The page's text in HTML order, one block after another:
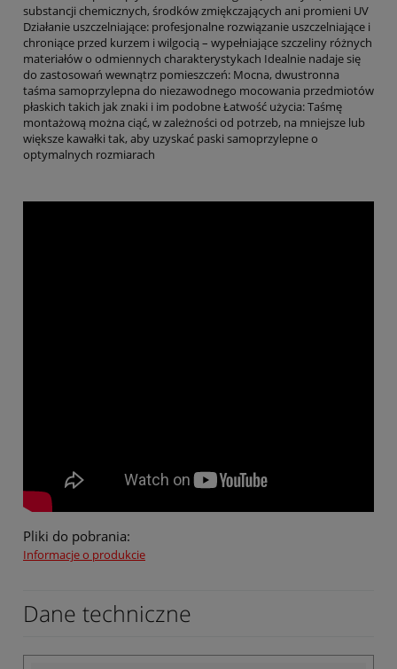
substancji chemicznych, środków zmiękczających ani promieni UV
Działanie uszczelniające: profesjonalne rozwiązanie uszczelniające i
chroniące przed kurzem i wilgocią – wypełniające szczeliny różnych
materiałów o odmiennych charakterystykach Idealnie nadaje się
do zastosowań wewnątrz pomieszczeń: Mocna, dwustronna
taśma samoprzylepna do niezawodnego mocowania przedmiotów
płaskich takich jak znaki i im podobne Łatwość użycia: Taśmę
montażową można ciąć, w zależności od potrzeb, na mniejsze lub
większe kawałki tak, aby uzyskać paski samoprzylepne o
optymalnych rozmiarach
Pliki do pobrania:
Informacje o produkcie
Dane techniczne